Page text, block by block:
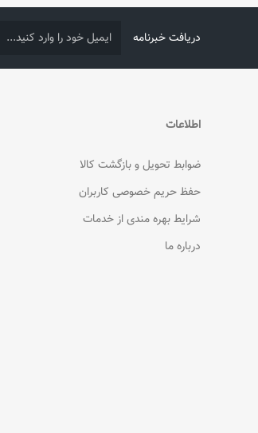
دریافت خبرنامه
اطلاعات
ضوابط تحویل و بازگشت کالا
حفظ حریم خصوصی کاربران
شرایط بهره مندی از خدمات
درباره ما